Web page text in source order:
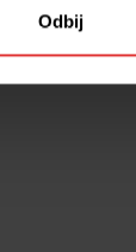
Odbij